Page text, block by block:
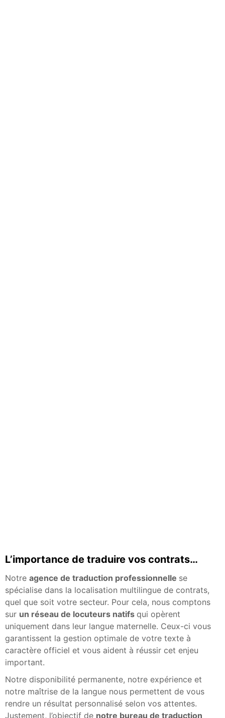
L’importance de traduire vos contrats…
Notre agence de traduction professionnelle se
spécialise dans la localisation multilingue de contrats,
quel que soit votre secteur. Pour cela, nous comptons
sur un réseau de locuteurs natifs qui opèrent
uniquement dans leur langue maternelle. Ceux-ci vous
garantissent la gestion optimale de votre texte à
caractère officiel et vous aident à réussir cet enjeu
important.
Notre disponibilité permanente, notre expérience et
notre maîtrise de la langue nous permettent de vous
rendre un résultat personnalisé selon vos attentes.
Justement, l’objectif de notre bureau de traduction